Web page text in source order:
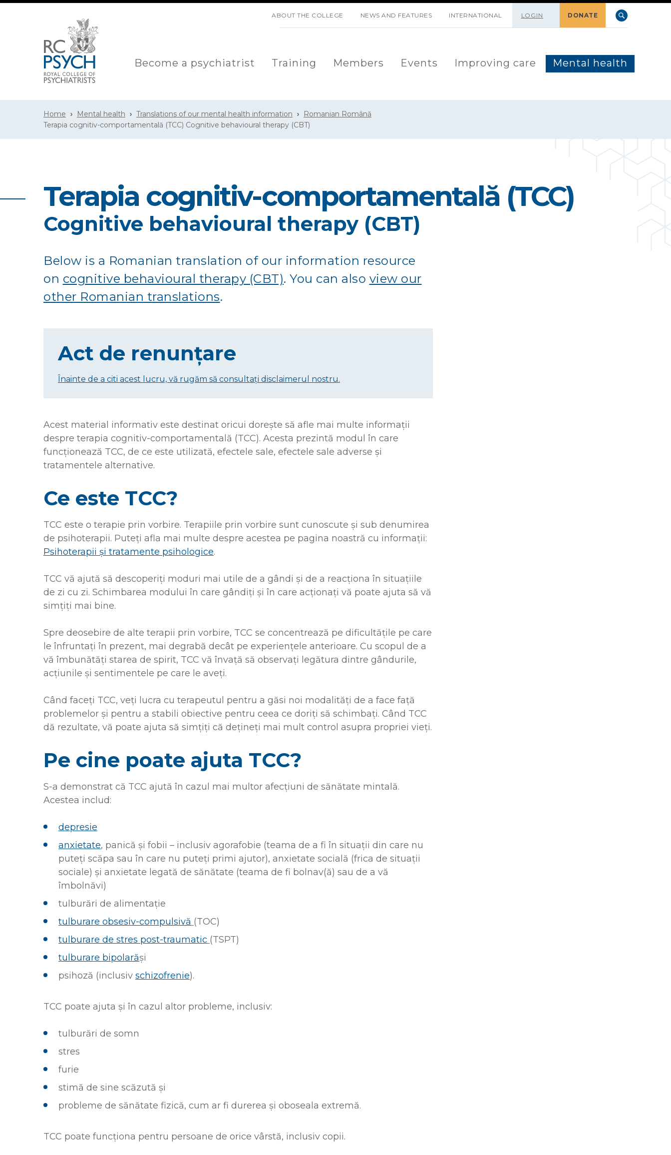
ABOUT THE COLLEGE NEWS AND FEATURES INTERNATIONAL LOGIN DONATE
Become a psychiatrist Training Members Events Improving care Mental health
Home Mental health Translations of our mental health information
Romanian Română
Terapia cognitiv-comportamentală (TCC) Cognitive behavioural therapy (CBT)
Terapia cognitiv-comportamentală (TCC)
Cognitive behavioural therapy (CBT)
Below is a Romanian translation of our information resource
on cognitive behavioural therapy (CBT). You can also view our
other Romanian translations.
Act de renunțare
Înainte de a citi acest lucru, vă rugăm să consultați disclaimerul nostru.
Acest material informativ este destinat oricui dorește să afle mai multe informații
despre terapia cognitiv-comportamentală (TCC). Acesta prezintă modul în care
funcționează TCC, de ce este utilizată, efectele sale, efectele sale adverse și
tratamentele alternative.
Ce este TCC?
TCC este o terapie prin vorbire. Terapiile prin vorbire sunt cunoscute și sub denumirea
de psihoterapii. Puteți afla mai multe despre acestea pe pagina noastră cu informații:
Psihoterapii și tratamente psihologice.
TCC vă ajută să descoperiți moduri mai utile de a gândi și de a reacționa în situațiile
de zi cu zi. Schimbarea modului în care gândiți și în care acționați vă poate ajuta să vă
simțiți mai bine.
Spre deosebire de alte terapii prin vorbire, TCC se concentrează pe dificultățile pe care
le înfruntați în prezent, mai degrabă decât pe experiențele anterioare. Cu scopul de a
vă îmbunătăți starea de spirit, TCC vă învață să observați legătura dintre gândurile,
acțiunile și sentimentele pe care le aveți.
Când faceți TCC, veți lucra cu terapeutul pentru a găsi noi modalități de a face față
problemelor și pentru a stabili obiective pentru ceea ce doriți să schimbați. Când TCC
dă rezultate, vă poate ajuta să simțiți că dețineți mai mult control asupra propriei vieți.
Pe cine poate ajuta TCC?
S-a demonstrat că TCC ajută în cazul mai multor afecțiuni de sănătate mintală.
Acestea includ:
depresie
anxietate, panică și fobii – inclusiv agorafobie (teama de a fi în situații din care nu
puteți scăpa sau în care nu puteți primi ajutor), anxietate socială (frica de situații
sociale) și anxietate legată de sănătate (teama de fi bolnav(ă) sau de a vă
îmbolnăvi)
tulburări de alimentație
tulburare obsesiv-compulsivă (TOC)
tulburare de stres post-traumatic (TSPT)
tulburare bipolarăși
psihoză (inclusiv schizofrenie).
TCC poate ajuta și în cazul altor probleme, inclusiv:
tulburări de somn
stres
furie
stimă de sine scăzută și
probleme de sănătate fizică, cum ar fi durerea și oboseala extremă.
TCC poate funcționa pentru persoane de orice vârstă, inclusiv copii.